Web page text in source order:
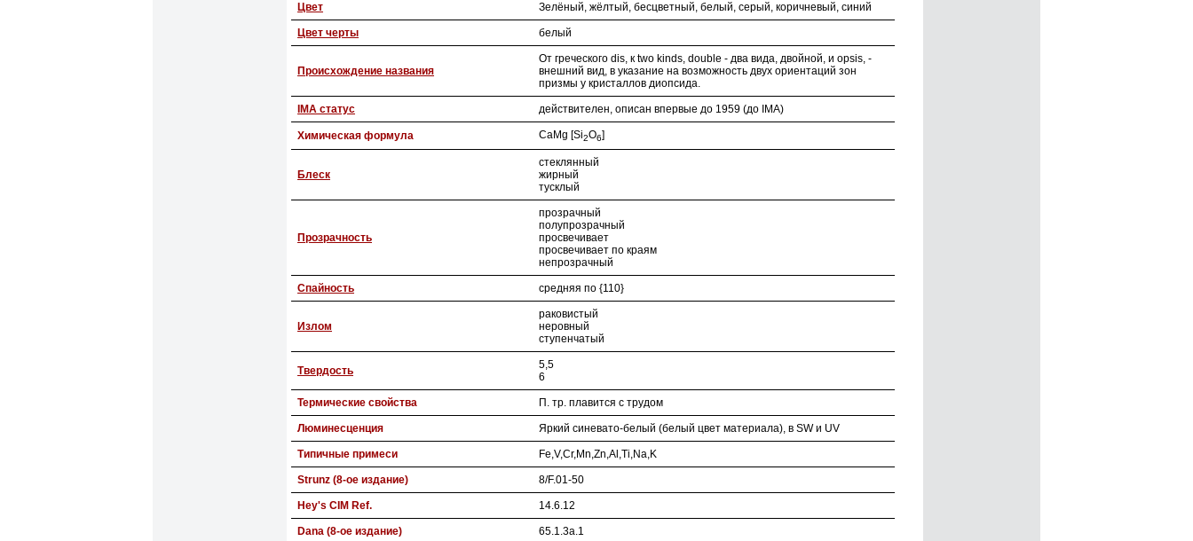
Цвет Зелёный, жёлтый, бесцветный, белый, серый, коричневый, синий
Цвет черты белый
Происхождение названия
От греческого dis, к two kinds, double - два вида, двойной, и opsis, -
внешний вид, в указание на возможность двух ориентаций зон
призмы у кристаллов диопсида.
IMA статус действителен, описан впервые до 1959 (до IMA)
Химическая формула CaMg [Si2O6]
Блеск
стеклянный
жирный
тусклый
Прозрачность
прозрачный
полупрозрачный
просвечивает
просвечивает по краям
непрозрачный
Спайность средняя по {110}
Излом
раковистый
неровный
ступенчатый
Твердость
5,5
6
Термические свойства П. тр. плавится с трудом
Люминесценция Яркий синевато-белый (белый цвет материала), в SW и UV
Типичные примеси Fe,V,Cr,Mn,Zn,Al,Ti,Na,K
Strunz (8-ое издание) 8/F.01-50
Hey's CIM Ref. 14.6.12
Dana (8-ое издание) 65.1.3a.1